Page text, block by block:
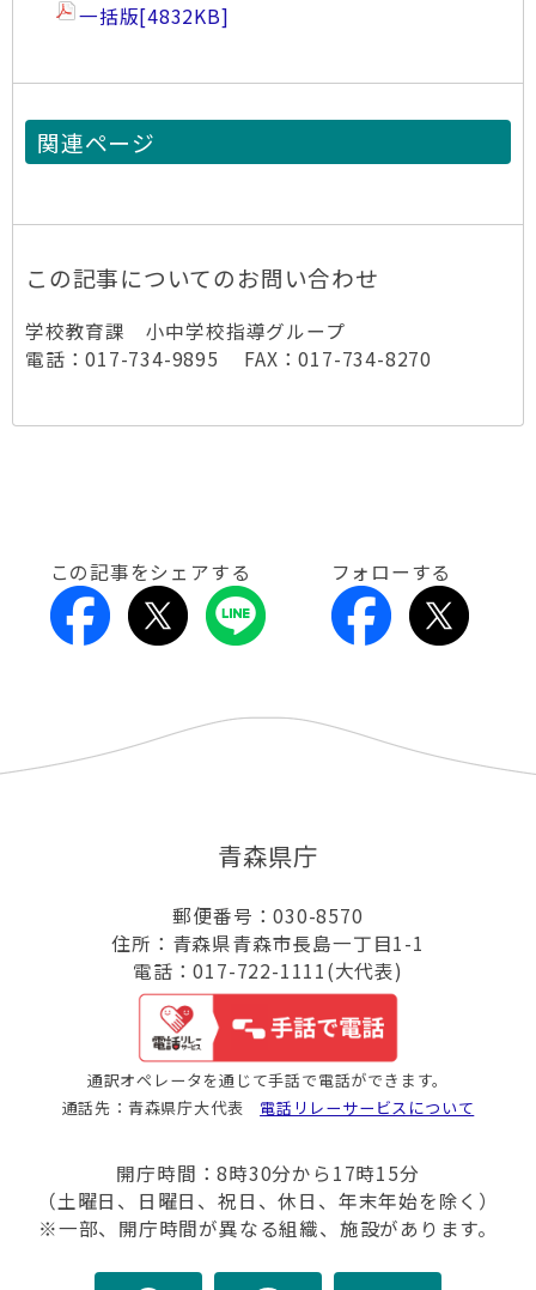
一括版[4832KB]
関連ページ
この記事についてのお問い合わせ
学校教育課 小中学校指導グループ
電話：017-734-9895 FAX：017-734-8270
この記事をシェアする フォローする
青森県庁
郵便番号：030-8570
住所：青森県青森市長島一丁目1-1
電話：017-722-1111(大代表)
通訳オペレータを通じて手話で電話ができます。
通話先：青森県庁大代表 電話リレーサービスについて
開庁時間：8時30分から17時15分
（土曜日、日曜日、祝日、休日、年末年始を除く）
※一部、開庁時間が異なる組織、施設があります。